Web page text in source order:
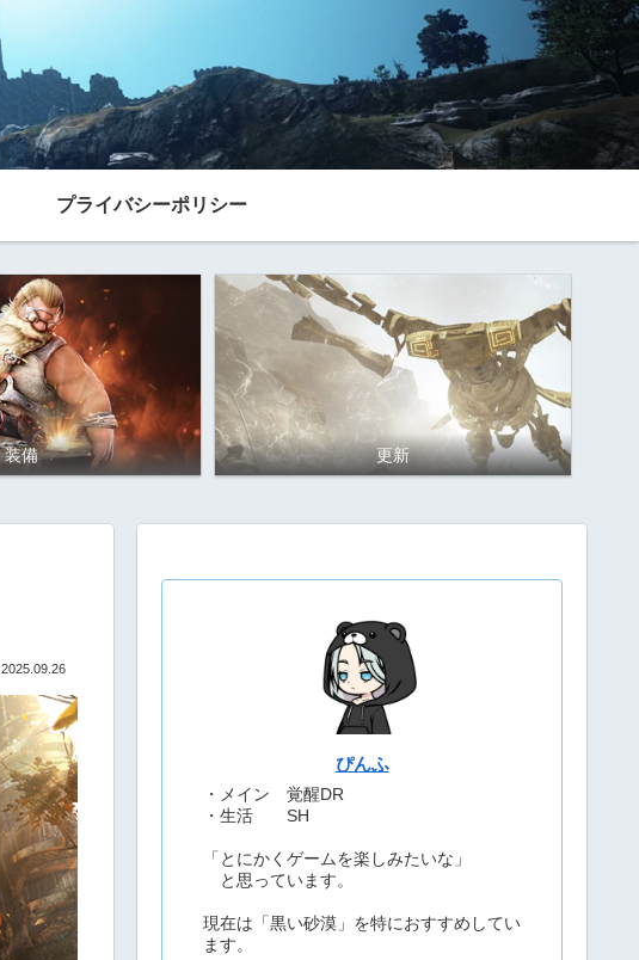
プライバシーポリシー
装備 更新
2025.09.26
ぴんふ
・メイン 覚醒DR
・生活 SH
「とにかくゲームを楽しみたいな」
と思っています。
現在は「黒い砂漠」を特におすすめしてい
ます。